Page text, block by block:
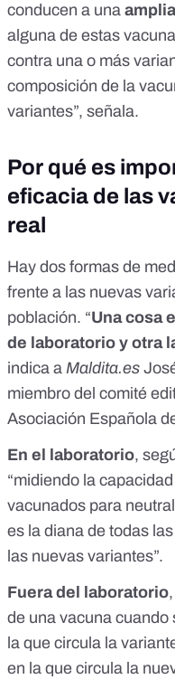
conducen a una
alguna de estas
contra una o más
composición de la
variantes”, señala.
Por qué es
eficacia de las
real
Hay dos formas de
frente a las nuevas
población. “Una cosa
de laboratorio y otra
indica a Maldita.es
miembro del comité
Asociación Española
En el laboratorio,
“midiendo la
vacunados para
es la diana de todas
las nuevas variantes”.
Fuera del laboratorio
de una vacuna cuando
la que circula la
en la que circula la